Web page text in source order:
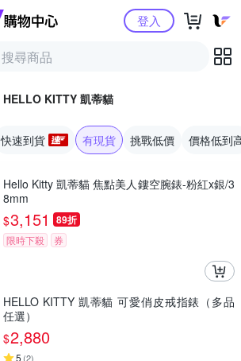
Yahoo購物中心登入
HELLO KITTY 凱蒂貓
快速到貨 有現貨 挑戰低價 價格低到
Hello Kitty 凱蒂貓 焦點美人鏤空腕錶-粉紅x銀/3
8mm
$3,151 89折
限時下殺 券
HELLO KITTY 凱蒂貓 可愛俏皮戒指錶（多品
任選）
$2,880
5 (2)